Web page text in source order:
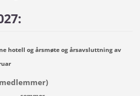
hotell og årsmøte og årsavsluttning av
for medlemmer)